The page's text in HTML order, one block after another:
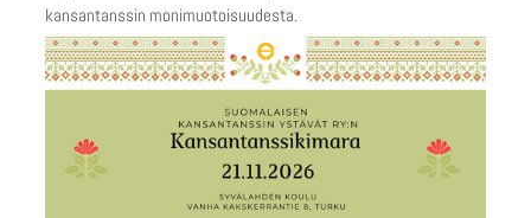
kansantanssin monimuotoisuudesta.